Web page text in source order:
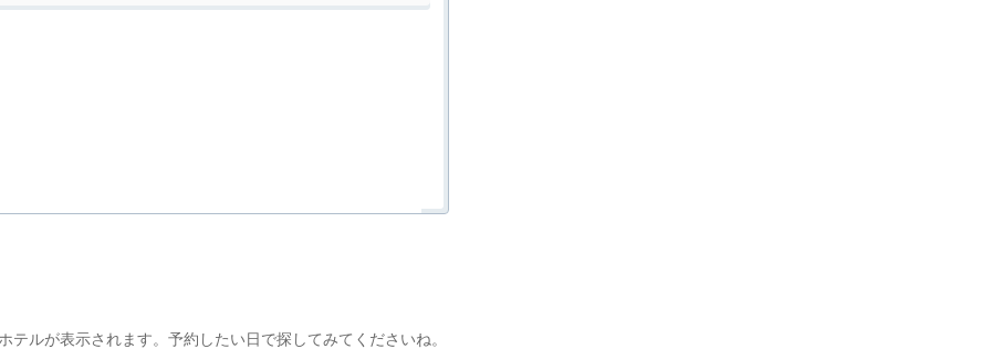
ルが表示されます。予約したい日で探してみてくださいね。